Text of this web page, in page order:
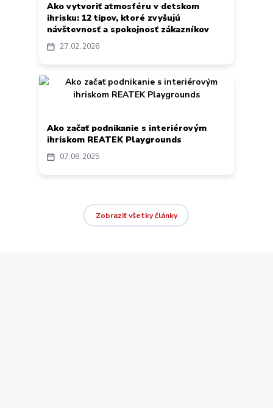
27 02 2026
Ako vytvoriť atmosféru v detskom
ihrisku: 12 tipov, ktoré zvyšujú
návštevnosť a spokojnosť zákazníkov
07 08 2025
Ako začať podnikanie s interiérovým
ihriskom REATEK Playgrounds
Zobraziť všetky články